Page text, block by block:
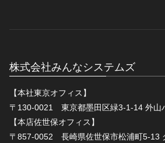
株式会社みんなシステムズ
【本社東京オフィス】
〒130-0021 東京都墨田区緑3-1-14 外山
【本店佐世保オフィス】
〒857-0052 長崎県佐世保市松浦町5-13